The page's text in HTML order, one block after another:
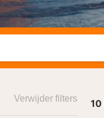
of stad
10
Verwijder filters